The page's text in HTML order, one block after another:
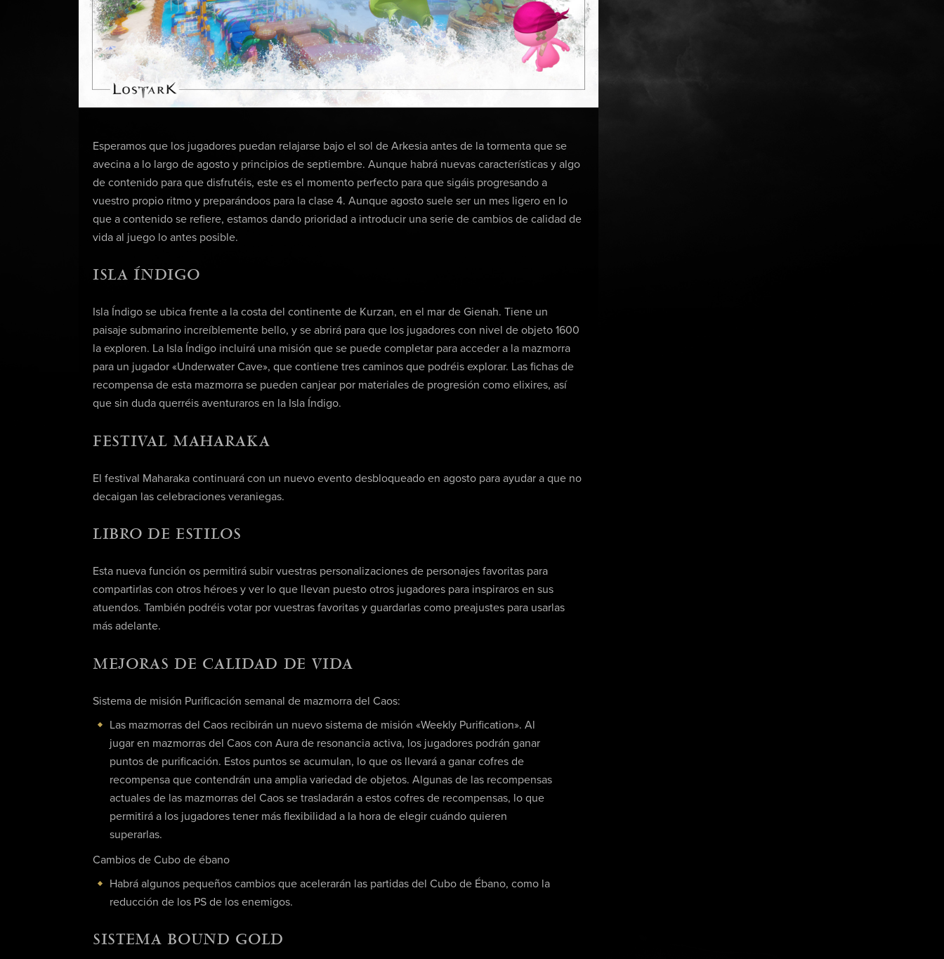
Esperamos que los jugadores puedan relajarse bajo el sol de Arkesia antes de la tormenta que se
avecina a lo largo de agosto y principios de septiembre. Aunque habrá nuevas características y algo
de contenido para que disfrutéis, este es el momento perfecto para que sigáis progresando a
vuestro propio ritmo y preparándoos para la clase 4. Aunque agosto suele ser un mes ligero en lo
que a contenido se refiere, estamos dando prioridad a introducir una serie de cambios de calidad de
vida al juego lo antes posible.
ISLA ÍNDIGO
Isla Índigo se ubica frente a la costa del continente de Kurzan, en el mar de Gienah. Tiene un
paisaje submarino increíblemente bello, y se abrirá para que los jugadores con nivel de objeto 1600
la exploren. La Isla Índigo incluirá una misión que se puede completar para acceder a la mazmorra
para un jugador «Underwater Cave», que contiene tres caminos que podréis explorar. Las fichas de
recompensa de esta mazmorra se pueden canjear por materiales de progresión como elixires, así
que sin duda querréis aventuraros en la Isla Índigo.
FESTIVAL MAHARAKA
El festival Maharaka continuará con un nuevo evento desbloqueado en agosto para ayudar a que no
decaigan las celebraciones veraniegas.
LIBRO DE ESTILOS
Esta nueva función os permitirá subir vuestras personalizaciones de personajes favoritas para
compartirlas con otros héroes y ver lo que llevan puesto otros jugadores para inspiraros en sus
atuendos. También podréis votar por vuestras favoritas y guardarlas como preajustes para usarlas
más adelante.
MEJORAS DE CALIDAD DE VIDA
Sistema de misión Purificación semanal de mazmorra del Caos:
Las mazmorras del Caos recibirán un nuevo sistema de misión «Weekly Purification». Al
jugar en mazmorras del Caos con Aura de resonancia activa, los jugadores podrán ganar
puntos de purificación. Estos puntos se acumulan, lo que os llevará a ganar cofres de
recompensa que contendrán una amplia variedad de objetos. Algunas de las recompensas
actuales de las mazmorras del Caos se trasladarán a estos cofres de recompensas, lo que
permitirá a los jugadores tener más flexibilidad a la hora de elegir cuándo quieren
superarlas.
Cambios de Cubo de ébano
Habrá algunos pequeños cambios que acelerarán las partidas del Cubo de Ébano, como la
reducción de los PS de los enemigos.
SISTEMA BOUND GOLD